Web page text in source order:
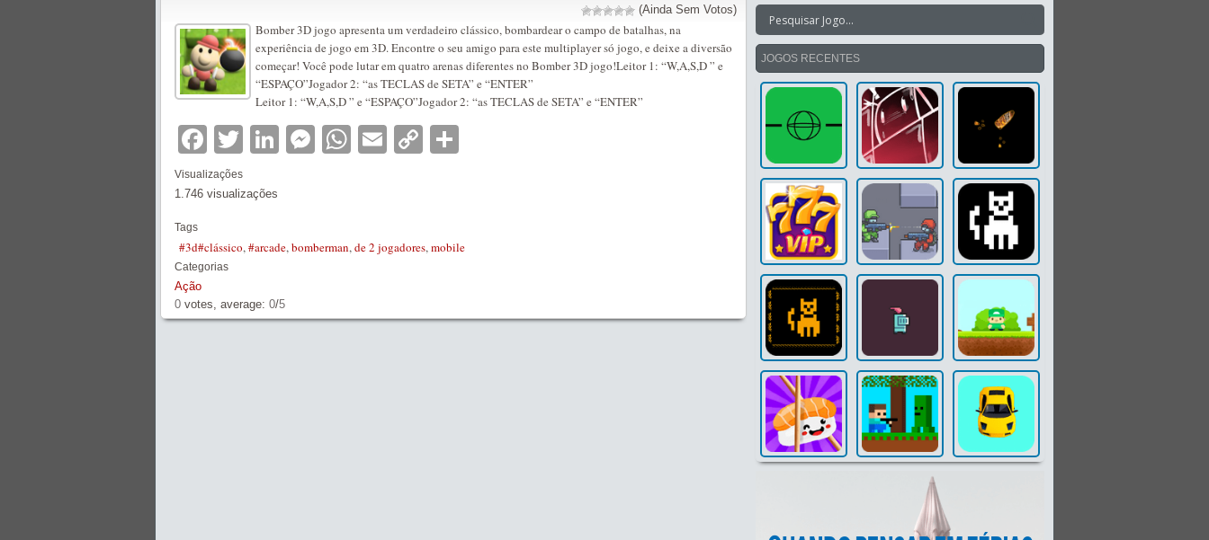
(Ainda Sem Votos)
Bomber 3D jogo apresenta um verdadeiro clássico, bombardear o campo de batalhas, na
experiência de jogo em 3D. Encontre o seu amigo para este multiplayer só jogo, e deixe a diversão
começar! Você pode lutar em quatro arenas diferentes no Bomber 3D jogo!Leitor 1: “W,A,S,D ” e
“ESPAÇO”Jogador 2: “as TECLAS de SETA” e “ENTER”
Leitor 1: “W,A,S,D ” e “ESPAÇO”Jogador 2: “as TECLAS de SETA” e “ENTER”
Facebook
TwitterLinkedIn
Messenger
WhatsApp
EmailCopy
Visualizações
1.746 visualizações
Tags
#3d#clássico,#arcade,bomberman,de 2 jogadores,mobile
Categorias
Ação
0 votes, average: 0/5
JOGOS RECENTES